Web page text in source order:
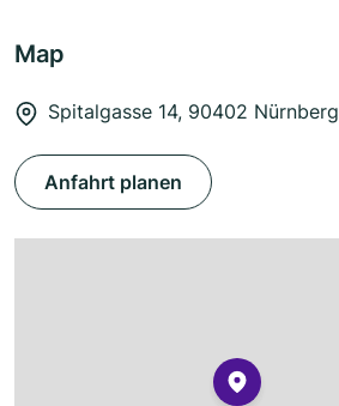
Map
Spitalgasse 14, 90402 Nürnberg
Anfahrt planen